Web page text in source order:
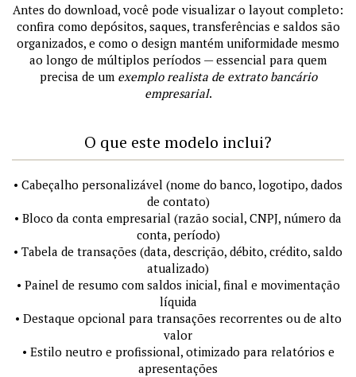
Antes do download, você pode visualizar o layout completo:
confira como depósitos, saques, transferências e saldos são
organizados, e como o design mantém uniformidade mesmo
ao longo de múltiplos períodos — essencial para quem
precisa de um exemplo realista de extrato bancário
empresarial.
O que este modelo inclui?
• Cabeçalho personalizável (nome do banco, logotipo, dados
de contato)
• Bloco da conta empresarial (razão social, CNPJ, número da
conta, período)
• Tabela de transações (data, descrição, débito, crédito, saldo
atualizado)
• Painel de resumo com saldos inicial, final e movimentação
líquida
• Destaque opcional para transações recorrentes ou de alto
valor
• Estilo neutro e profissional, otimizado para relatórios e
apresentações